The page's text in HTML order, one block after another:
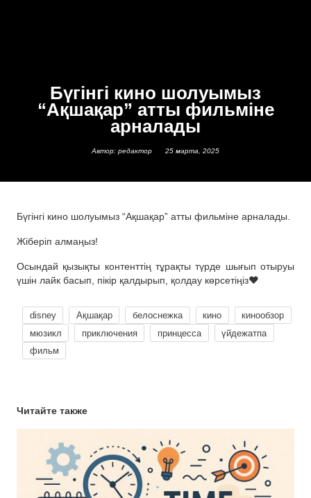
Бүгінгі кино шолуымыз
“Ақшақар” атты фильміне
арналады
Автор: редактор 25 марта, 2025
Бүгінгі кино шолуымыз “Ақшақар” атты фильміне арналады.
Жіберіп алмаңыз!
Осындай қызықты контенттің тұрақты түрде шығып отыруы
үшін лайк басып, пікір қалдырып, қолдау көрсетіңіз❤
disney Ақшақар белоснежка кино
кинообзор
мюзикл
приключения принцесса
үйдежатпа
фильм
Читайте также